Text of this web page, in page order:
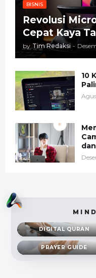
BISNIS
Revolusi
Cepat Kaya
by Tim Redaksi -
10
DIGITAL QURAN
PRAYER GUIDE